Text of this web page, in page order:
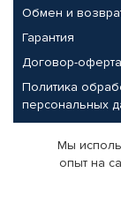
Обмен и
Гарантия
Договор-оферта
Политика
персональных
Партнерам
Корпоративным
Мы
опыт на